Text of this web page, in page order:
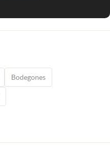
Bodegones